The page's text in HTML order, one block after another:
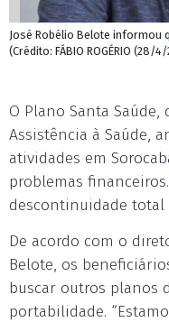
José Robélio Belote informou
(Crédito: FÁBIO ROGÉRIO (28/
O Plano Santa
Assistência à Saúde,
atividades em
problemas
descontinuidade total
De acordo com o
Belote, os
buscar outros planos
portabilidade.